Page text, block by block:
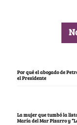
Por qué el abogado de
el Presidente
La mujer que tumbó la
María del Mar Pizarro y